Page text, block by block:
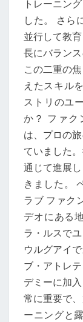
トレーニン
した。 さら
並行して教
長にバラン
この二重の
えたスキル
ストリのユ
か？ ファク
は、プロの
ていました
通じて進展
きました。
ラブ ファク
デオにある
ラ・ルスで
ウルグアイ
ブ・アトレ
デミーに加
常に重要で
ーニングと